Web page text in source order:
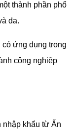
thành phần phổ
da.
ứng dụng trong
công nghiệp
nhập khẩu từ Ấn